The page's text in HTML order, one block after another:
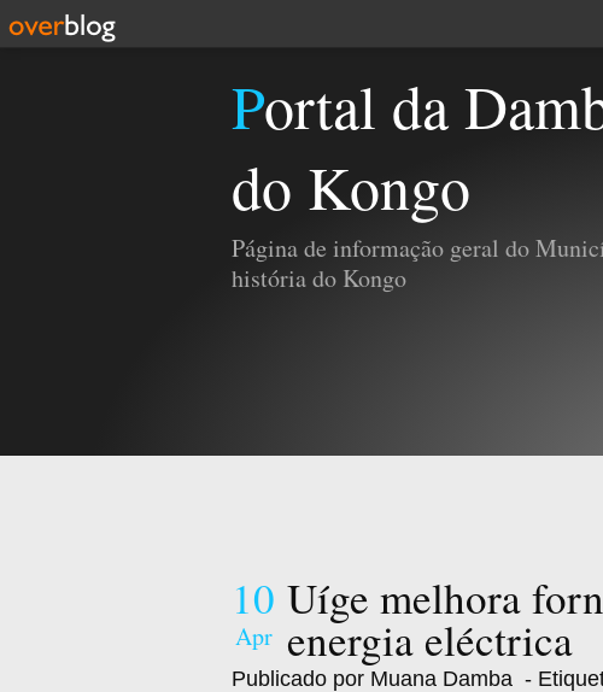
Portal da Damba e da História
do Kongo
Página de informação geral do
história do Kongo
10
Apr
Uíge melhora
energia eléctrica
Publicado por Muana Damba -